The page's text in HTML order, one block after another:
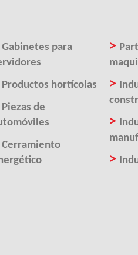
Gabinetes para
Productos hortícolas
Piezas de
Cerramiento
>
>
>
>